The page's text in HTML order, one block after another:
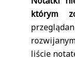
którym
liście